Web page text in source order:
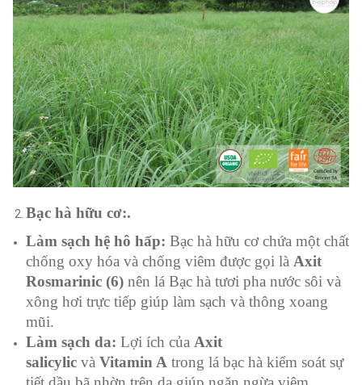
Bạc hà hữu cơ:.
Làm sạch hệ hô hấp: Bạc hà hữu cơ chứa một chất
chống oxy hóa và chống viêm được gọi là Axit
Rosmarinic (6) nên lá Bạc hà tươi pha nước sôi và
xông hơi trực tiếp giúp làm sạch và thông xoang
mũi.
Làm sạch da: Lợi ích của Axit
salicylic và Vitamin A trong lá bạc hà kiểm soát sự